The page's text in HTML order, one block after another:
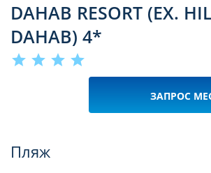
DAHAB RESORT (EX.
DAHAB) 4*
star star star star
ЗАПРОС
Пляж